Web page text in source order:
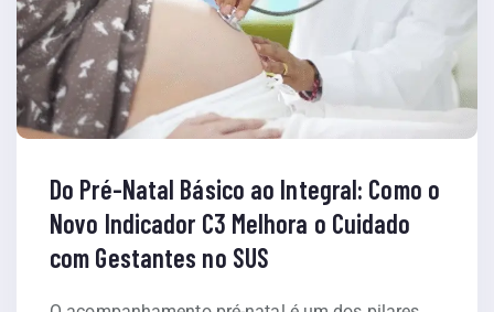
Do Pré-Natal Básico ao Integral: Como o
Novo Indicador C3 Melhora o Cuidado
com Gestantes no SUS